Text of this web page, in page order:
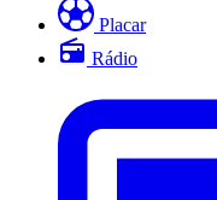
Placar
Rádio